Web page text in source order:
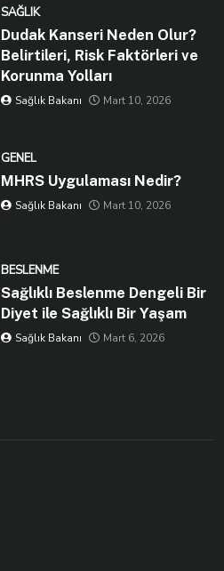
SAĞLIK
Dudak Kanseri Neden Olur?
Belirtileri, Risk Faktörleri ve
Korunma Yolları
Sağlık Bakanı Mart 10, 2026
GENEL
MHRS Uygulaması Nedir?
Sağlık Bakanı Mart 10, 2026
BESLENME
Sağlıklı Beslenme Dengeli Bir
Diyet ile Sağlıklı Bir Yaşam
Sağlık Bakanı Mart 6, 2026